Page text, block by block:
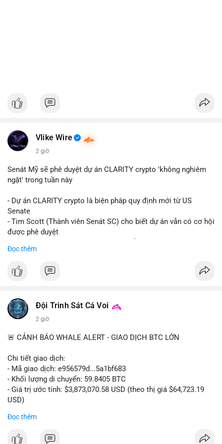
Vlike Wire
2 giờ
Senát Mỹ sẽ phê duyệt dự án CLARITY crypto 'không nghiêm
ngặt' trong tuần này
- Dự án CLARITY crypto là biện pháp quy định mới từ US
Senate
- Tim Scott (Thành viên Senát SC) cho biết dự án vẫn có cơ hội
được phê duyệt
trình
#vlikevn #titanbot
Đọc thêm
Đội Trinh Sát Cá Voi
2 giờ
🚨 CẢNH BÁO WHALE ALERT - GIAO DỊCH BTC LỚN
Chi tiết giao dịch:
- Mã giao dịch: e956579d...5a1bf683
- Khối lượng di chuyển: 59.8405 BTC
- Giá trị ước tính: $3,873,070.58 USD (theo thị giá $64,723.19
USD)
kích hoạt di chuyển trong mempool. Với quy mô này, khả năng
Đọc thêm